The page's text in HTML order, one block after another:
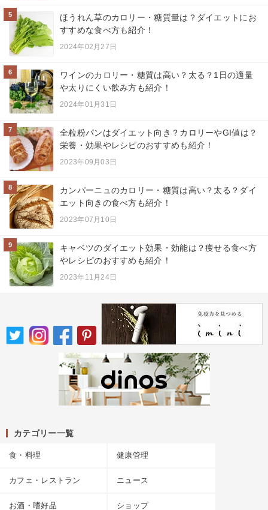
5
ほうれん草のカロリー・糖質量は？ダイエットにお
すすめな食べ方も紹介！
2024年02月27日
6
ワインのカロリー・糖質は高い？太る？1日の適量
や太りにくい飲み方も紹介！
2024年01月31日
7
全粒粉パンはダイエット向き？カロリーやGI値は？
栄養・効果やレシピのおすすめも紹介！
2023年09月03日
8
カンパーニュのカロリー・糖質は高い？太る？ダイ
エット向きの食べ方も紹介！
2023年07月10日
9
キャベツのダイエット効果・効能は？痩せる食べ方
やレシピのおすすめも紹介！
2023年11月24日
カテゴリー一覧
食・料理 健康管理
カフェ・レストラン ニュース
お酒・嗜好品 ショップ